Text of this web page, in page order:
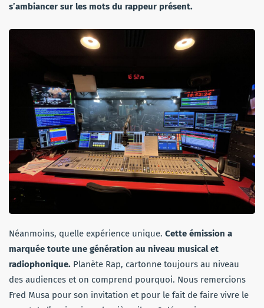
s’ambiancer sur les mots du rappeur présent.
Néanmoins, quelle expérience unique. Cette émission a
marquée toute une génération au niveau musical et
radiophonique. Planète Rap, cartonne toujours au niveau
des audiences et on comprend pourquoi. Nous remercions
Fred Musa pour son invitation et pour le fait de faire vivre le